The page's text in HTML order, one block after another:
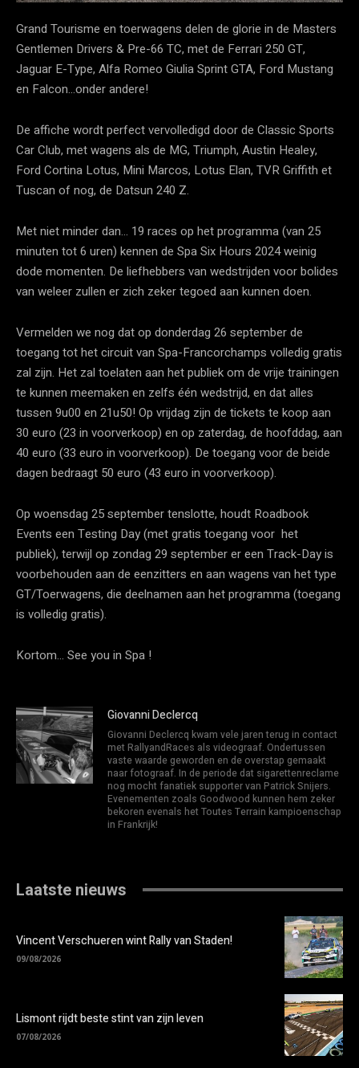
Grand Tourisme en toerwagens delen de glorie in de Masters
Gentlemen Drivers & Pre-66 TC, met de Ferrari 250 GT,
Jaguar E-Type, Alfa Romeo Giulia Sprint GTA, Ford Mustang
en Falcon…onder andere!
De affiche wordt perfect vervolledigd door de Classic Sports
Car Club, met wagens als de MG, Triumph, Austin Healey,
Ford Cortina Lotus, Mini Marcos, Lotus Elan, TVR Griffith et
Tuscan of nog, de Datsun 240 Z.
Met niet minder dan… 19 races op het programma (van 25
minuten tot 6 uren) kennen de Spa Six Hours 2024 weinig
dode momenten. De liefhebbers van wedstrijden voor bolides
van weleer zullen er zich zeker tegoed aan kunnen doen.
Vermelden we nog dat op donderdag 26 september de
toegang tot het circuit van Spa-Francorchamps volledig gratis
zal zijn. Het zal toelaten aan het publiek om de vrije trainingen
te kunnen meemaken en zelfs één wedstrijd, en dat alles
tussen 9u00 en 21u50! Op vrijdag zijn de tickets te koop aan
30 euro (23 in voorverkoop) en op zaterdag, de hoofddag, aan
40 euro (33 euro in voorverkoop). De toegang voor de beide
dagen bedraagt 50 euro (43 euro in voorverkoop).
Op woensdag 25 september tenslotte, houdt Roadbook
Events een Testing Day (met gratis toegang voor het
publiek), terwijl op zondag 29 september er een Track-Day is
voorbehouden aan de eenzitters en aan wagens van het type
GT/Toerwagens, die deelnamen aan het programma (toegang
is volledig gratis).
Kortom… See you in Spa !
Giovanni Declercq
Giovanni Declercq kwam vele jaren terug in contact
met RallyandRaces als videograaf. Ondertussen
vaste waarde geworden en de overstap gemaakt
naar fotograaf. In de periode dat sigarettenreclame
nog mocht fanatiek supporter van Patrick Snijers.
Evenementen zoals Goodwood kunnen hem zeker
bekoren evenals het Toutes Terrain kampioenschap
in Frankrijk!
Laatste nieuws
Vincent Verschueren wint Rally van Staden!
09/08/2026
Lismont rijdt beste stint van zijn leven
07/08/2026